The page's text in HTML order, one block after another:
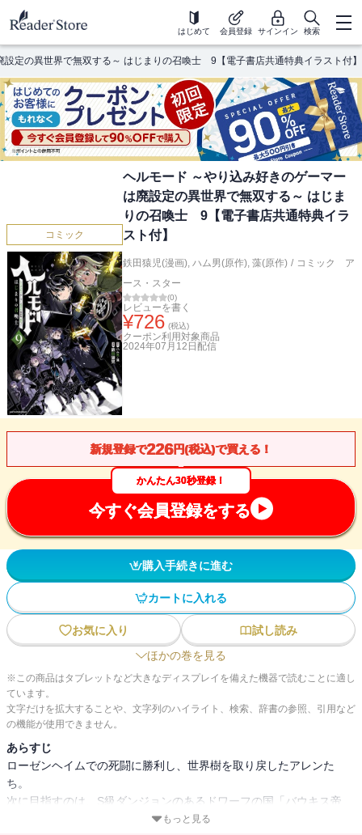
はじめて 会員登録 サインイン 検索
定の異世界で無双する～ はじまりの召喚士 9【電子書店共通特典イラスト付】
コミック
ヘルモード ～やり込み好きのゲーマー
は廃設定の異世界で無双する～ はじま
りの召喚士 9【電子書店共通特典イラ
スト付】
鉄田猿児(漫画), ハム男(原作), 藻(原作) / コミック ア
ース・スター
(0)
レビューを書く
¥726 (税込)
クーポン利用対象商品
2024年07月12日 配信
新規登録で226円(税込)で買える！
かんたん30秒登録！
今すぐ会員登録をする
購入手続きに進む
カートに入れる
お気に入り
試し読み
ほかの巻を見る
※この商品はタブレットなど大きなディスプレイを備えた機器で読むことに適し
ています。
文字だけを拡大することや、文字列のハイライト、検索、辞書の参照、引用など
の機能が使用できません。
あらすじ
ローゼンヘイムでの死闘に勝利し、世界樹を取り戻したアレンた
ち。
次に目指すのは、S級ダンジョンのあるドワーフの国「バウキス帝
もっと見る